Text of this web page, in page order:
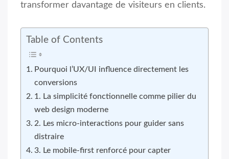
transformer davantage de visiteurs en clients.
Table of Contents
Pourquoi l’UX/UI influence directement les
conversions
1. La simplicité fonctionnelle comme pilier du
web design moderne
2. Les micro-interactions pour guider sans
distraire
3. Le mobile-first renforcé pour capter